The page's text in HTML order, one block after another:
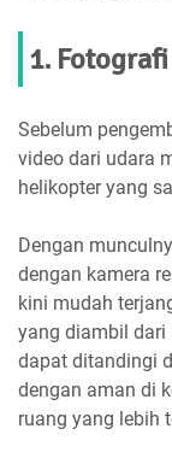
1. Fotografi
Sebelum
video dari udara
helikopter yang
Dengan
dengan kamera
kini mudah
yang diambil dari
dapat ditandingi
dengan aman di
ruang yang lebih